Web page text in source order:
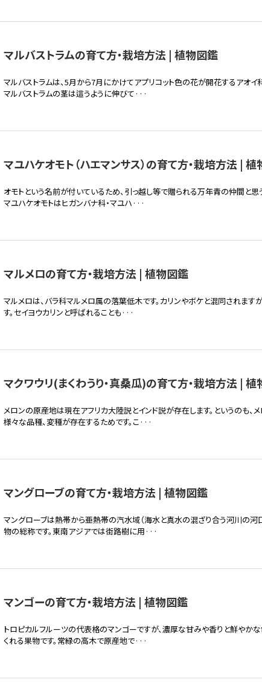
マルバストラムの育て方・栽培方法 | 植物図鑑
マルバストラムは、5月から7月にかけてアプリコット色の花が開花するアオイ
マルバストラムの茎は這うように伸びて···
マユハケオモト（ハエマンサス）の育て方・栽培方法 |
オモトという名前が付いているため、引っ越し等で贈られる万年青の仲間と思
マユハケオモトはヒガンバナ科・マユハ···
マルメロの育て方・栽培方法 | 植物図鑑
マルメロは、バラ科マルメロ属の落葉低木です。カリンやボケと混同されます
す。セイヨウカリンと呼ばれることも···
マクワウリ(まくわうり・真桑瓜)の育て方・栽培方法 |
メロンの原産地は現在アフリカ大陸説とインド説が存在します。というのも、
様々な品種、変種が存在するためです。こ···
マングローブの育て方・栽培方法 | 植物図鑑
マングローブは熱帯から亜熱帯の汽水域（海水と真水の混ざり合う河川の河
物の総称です。東南アジアでは街路樹に用···
マンゴーの育て方・栽培方法 | 植物図鑑
トロピカルフルーツの代表格のマンゴーですが、濃厚な甘みや香りと鮮やか
くれる果物です。常緑の高木で原産地で···